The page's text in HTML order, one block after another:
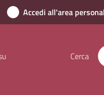
Accedi all'area
Cerca